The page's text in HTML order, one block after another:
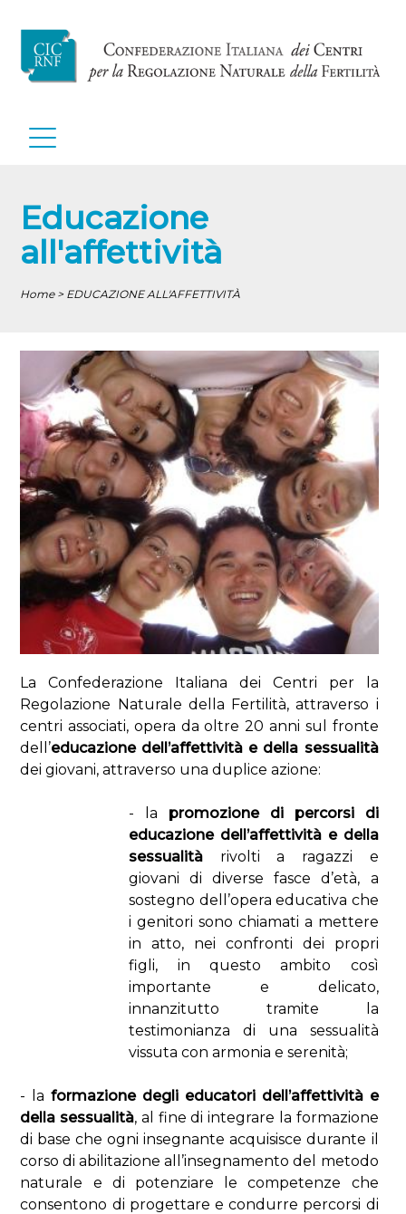
Educazione
all'affettività
Home > EDUCAZIONE ALL'AFFETTIVITÀ
La Confederazione Italiana dei Centri per la
Regolazione Naturale della Fertilità, attraverso i
centri associati, opera da oltre 20 anni sul fronte
dell’educazione dell’affettività e della sessualità
dei giovani, attraverso una duplice azione:
- la promozione di percorsi di
educazione dell’affettività e della
sessualità rivolti a ragazzi e
giovani di diverse fasce d’età, a
sostegno dell’opera educativa che
i genitori sono chiamati a mettere
in atto, nei confronti dei propri
figli, in questo ambito così
importante e delicato,
innanzitutto tramite la
testimonianza di una sessualità
vissuta con armonia e serenità;
- laformazione degli educatori dell’affettività e
della sessualità, al fine di integrare la formazione
di base che ogni insegnante acquisisce durante il
corso di abilitazione all’insegnamento del metodo
naturale e di potenziare le competenze che
consentono di progettare e condurre percorsi di